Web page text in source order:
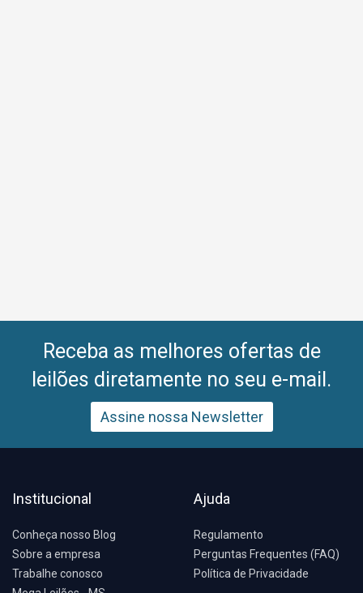
Receba as melhores ofertas de
leilões diretamente no seu e-mail.
Assine nossa Newsletter
Institucional
Conheça nosso Blog
Sobre a empresa
Trabalhe conosco
Ajuda
Regulamento
Perguntas Frequentes (FAQ)
Política de Privacidade